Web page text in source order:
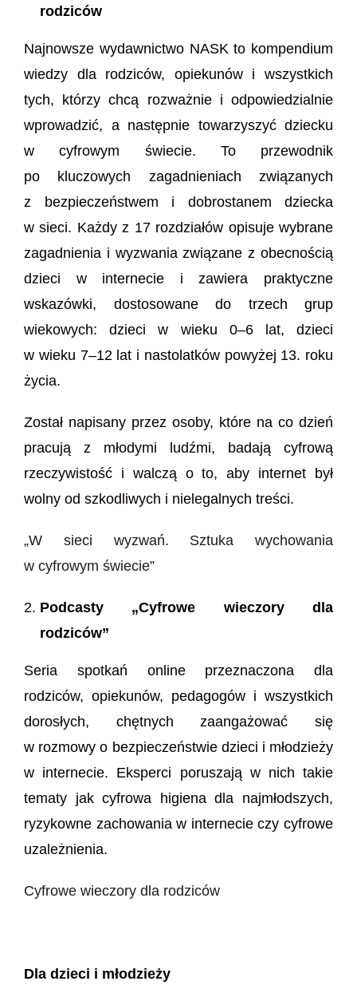
rodziców
Najnowsze wydawnictwo NASK to kompendium
wiedzy dla rodziców, opiekunów i wszystkich
tych, którzy chcą rozważnie i odpowiedzialnie
wprowadzić, a następnie towarzyszyć dziecku
w cyfrowym świecie. To przewodnik
po kluczowych zagadnieniach związanych
z bezpieczeństwem i dobrostanem dziecka
w sieci. Każdy z 17 rozdziałów opisuje wybrane
zagadnienia i wyzwania związane z obecnością
dzieci w internecie i zawiera praktyczne
wskazówki, dostosowane do trzech grup
wiekowych: dzieci w wieku 0–6 lat, dzieci
w wieku 7–12 lat i nastolatków powyżej 13. roku
życia.
Został napisany przez osoby, które na co dzień
pracują z młodymi ludźmi, badają cyfrową
rzeczywistość i walczą o to, aby internet był
wolny od szkodliwych i nielegalnych treści.
„W sieci wyzwań. Sztuka wychowania
w cyfrowym świecie”
Podcasty „Cyfrowe wieczory dla
rodziców”
Seria spotkań online przeznaczona dla
rodziców, opiekunów, pedagogów i wszystkich
dorosłych, chętnych zaangażować się
w rozmowy o bezpieczeństwie dzieci i młodzieży
w internecie. Eksperci poruszają w nich takie
tematy jak cyfrowa higiena dla najmłodszych,
ryzykowne zachowania w internecie czy cyfrowe
uzależnienia.
Cyfrowe wieczory dla rodziców
Dla dzieci i młodzieży